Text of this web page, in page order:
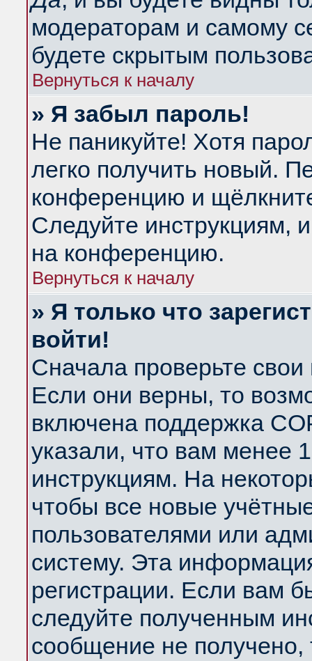
модераторам и самому
будете скрытым
Вернуться к началу
» Я забыл пароль!
Не паникуйте! Хотя
легко получить новый.
конференцию и
Следуйте инструкциям,
на конференцию.
Вернуться к началу
» Я только что
войти!
Сначала проверьте
Если они верны, то
включена поддержка
указали, что вам менее
инструкциям. На
чтобы все новые
пользователями или
систему. Эта
регистрации. Если вам
следуйте полученным
сообщение не получено,